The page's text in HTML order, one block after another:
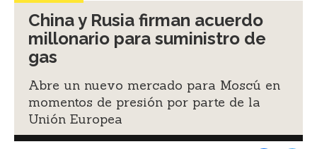
China y Rusia firman acuerdo
millonario para suministro de
gas
Abre un nuevo mercado para Moscú en
momentos de presión por parte de la
Unión Europea